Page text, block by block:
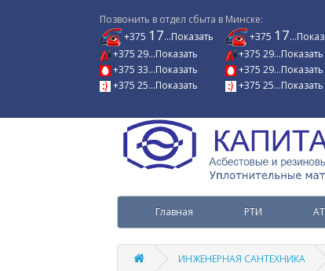
Позвонить в отдел сбыта в Минске:
+375 17...Показать
+375 29...Показать
+375 33...Показать
+375 25...Показать
+375 17
+375 29...Показать
+375 29...Показать
+375 25...Показать
Главная РТИ
ИНЖЕНЕРНАЯ САНТЕХНИКА